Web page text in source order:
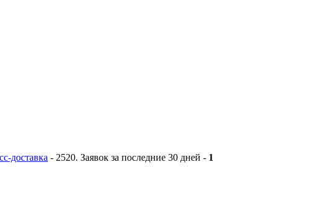
доставка - 2520. Заявок за последние 30 дней - 1